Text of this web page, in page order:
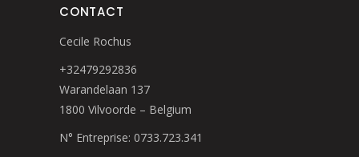
CONTACT
Cecile Rochus
+32479292836
Warandelaan 137
1800 Vilvoorde – Belgium
N° Entreprise: 0733.723.341